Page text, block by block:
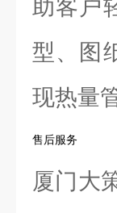
助客户
型、图
现热量
售后服务
厦门大